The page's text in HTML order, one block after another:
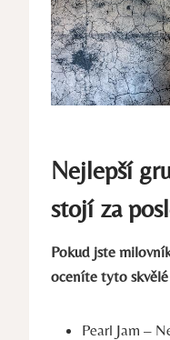
Nejlepší⁢
stojí​ za
Pokud jste
⁢oceníte tyto
Pearl Jam –